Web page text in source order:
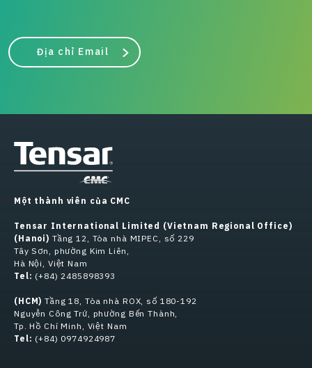
Địa chỉ Email
Một thành viên của CMC
Tensar International Limited (Vietnam Regional Office)
(Hanoi) Tầng 12, Tòa nhà MIPEC, số 229
Tây Sơn, phường Kim Liên,
Hà Nội, Việt Nam
Tel: (+84) 2485898393
(HCM) Tầng 18, Tòa nhà ROX, số 180-192
Nguyễn Công Trứ, phường Bến Thành,
Tp. Hồ Chí Minh, Việt Nam
Tel: (+84) 0974924987